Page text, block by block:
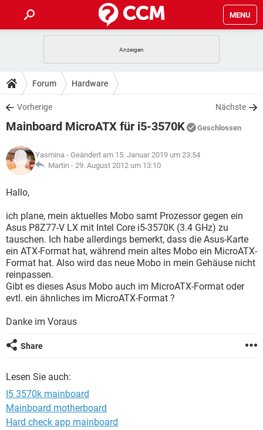
MENU
ANDROID
WINDOWS 10
WHATSAPP TIKTOK
FACEBOOK
TIPPS & TRICKS
SPIELE
WHATSAPP TIKTOK
FACEBOOK
DOWNLOADS
SPIELE STREAMING
ANDROID
WINDOWS 10 INSTAGRAM
WHATSAPP
SPIELE STREAMING
ANDROID
WINDOWS 10
WHATSAPP TIKTOK
FACEBOOK HARDWARE
LEXIKON
SPIELE
WINDOWS 10 INSTAGRAM
WHATSAPP TIKTOK
FACEBOOK HARDWARE
Forum Hardware
Vorherige Nächste
Mainboard MicroATX für i5-3570K Geschlossen
Yasmina - Geändert am 15. Januar 2019 um 23:54
Martin - 29. August 2012 um 13:10
Hallo,
ich plane, mein aktuelles Mobo samt Prozessor gegen ein
Asus P8Z77-V LX mit Intel Core i5-3570K (3.4 GHz) zu
tauschen. Ich habe allerdings bemerkt, dass die Asus-Karte
ein ATX-Format hat, während mein altes Mobo ein MicroATX-
Format hat. Also wird das neue Mobo in mein Gehäuse nicht
reinpassen.
Gibt es dieses Asus Mobo auch im MicroATX-Format oder
evtl. ein ähnliches im MicroATX-Format ?
Danke im Voraus
Share
Lesen Sie auch:
I5 3570k mainboard
Mainboard motherboard
Hard check app mainboard